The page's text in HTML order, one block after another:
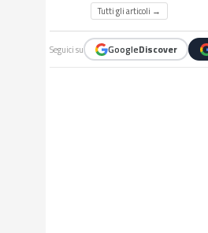
Tutti gli articoli →
Seguici su GoogleDiscover